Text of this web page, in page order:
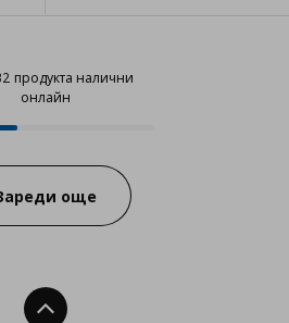
продукта налични
онлайн
12 от 32 продукта налични
още
Нагоре